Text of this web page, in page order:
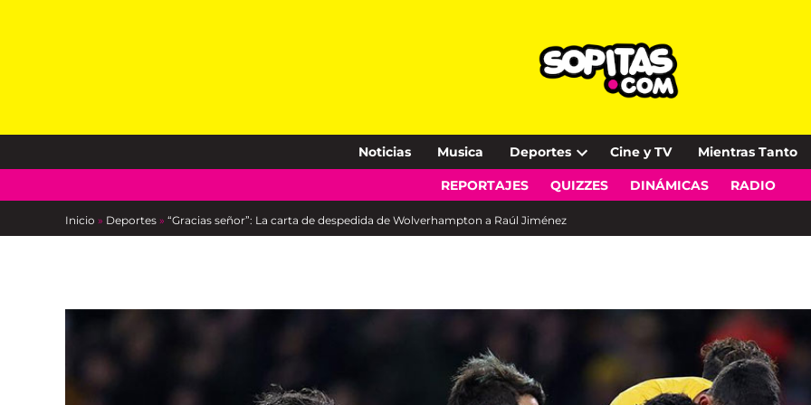
Noticias Musica Deportes
Open
dropdown
Cine y TV Mientras Tanto
REPORTAJES QUIZZES DINÁMICAS RADIO
Inicio » Deportes » “Gracias señor”: La carta de despedida de Wolverhampton a Raúl Jiménez